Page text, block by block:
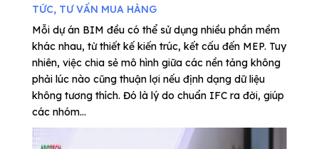
TỨC, TƯ VẤN MUA HÀNG
Mỗi dự án BIM đều có thể sử dụng nhiều phần mềm
khác nhau, từ thiết kế kiến trúc, kết cấu đến MEP. Tuy
nhiên, việc chia sẻ mô hình giữa các nền tảng không
phải lúc nào cũng thuận lợi nếu định dạng dữ liệu
không tương thích. Đó là lý do chuẩn IFC ra đời, giúp
các nhóm...